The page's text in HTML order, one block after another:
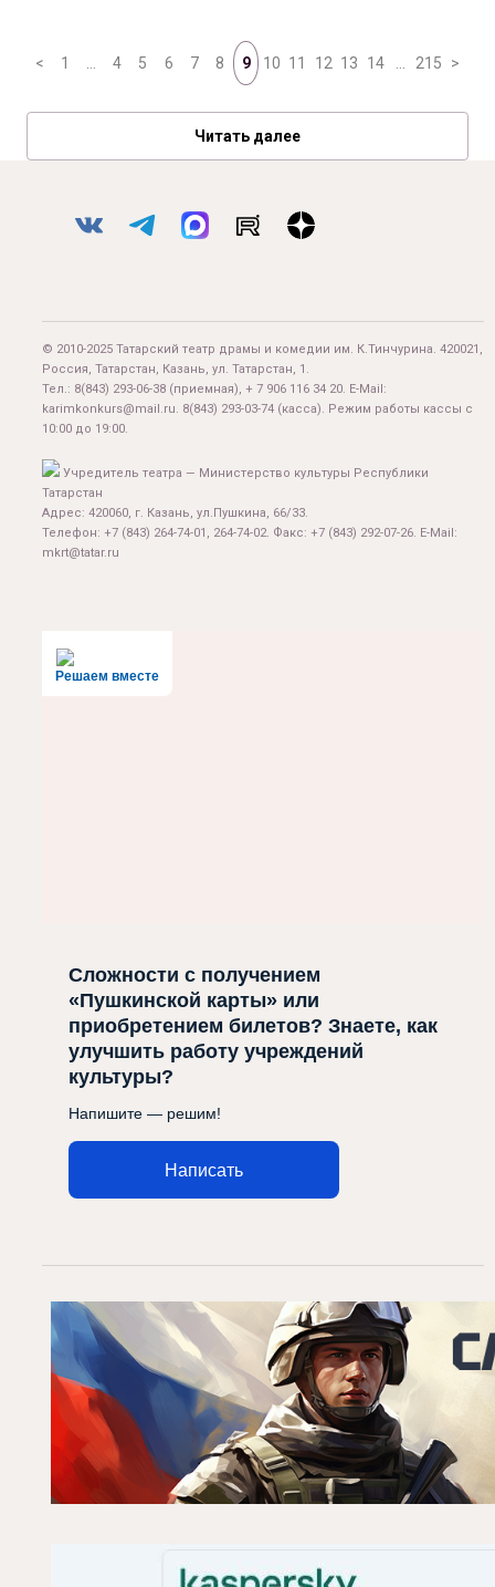
< 1 4 5 6 7 8 9 10 11 12 13 14 215 >
Читать далее
© 2010-2025 Татарский театр драмы и комедии им. К.Тинчурина. 420021,
Россия, Татарстан, Казань, ул. Татарстан, 1.
Тел.: 8(843) 293-06-38 (приемная), + 7 906 116 34 20. E-Mail:
karimkonkurs@mail.ru. 8(843) 293-03-74 (касса). Режим работы кассы с
10:00 до 19:00.
Учредитель театра — Министерство культуры Республики
Татарстан
Адрес: 420060, г. Казань, ул.Пушкина, 66/33.
Телефон: +7 (843) 264-74-01, 264-74-02. Факс: +7 (843) 292-07-26. E-Mail:
mkrt@tatar.ru
Решаем вместе
Сложности с получением
«Пушкинской карты» или
приобретением билетов? Знаете, как
улучшить работу учреждений
культуры?
Напишите — решим!
Написать